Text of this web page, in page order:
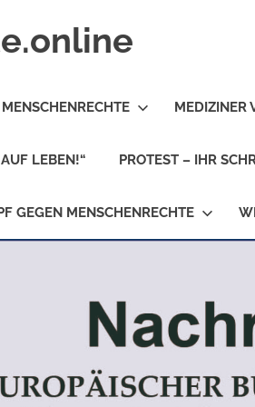
MEDIZINER
LEBEN!“ PROTEST – IHR
GEGEN MENSCHENRECHTE